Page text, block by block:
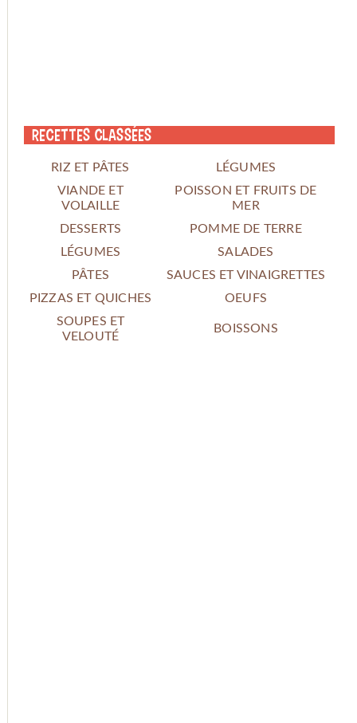
Recettes classées
RIZ ET PÂTES
LÉGUMES
VIANDE ET
VOLAILLE
POISSON ET FRUITS DE
MER
DESSERTS
POMME DE TERRE
LÉGUMES
SALADES
PÂTES
SAUCES ET VINAIGRETTES
PIZZAS ET QUICHES
OEUFS
SOUPES ET
VELOUTÉ
BOISSONS